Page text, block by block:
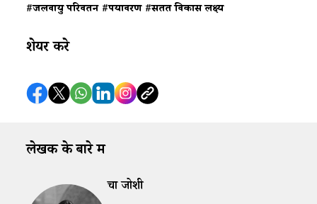
#जलवायु परिवर्तन #पर्यावरण #सतत विकास लक्ष्य
शेयर करे
लेखक के बारे में
चारू जोशी